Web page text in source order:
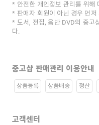
안전한 개인정보 관리를 위해
판매자 회원이 아닌 경우 먼
도서, 전집, 음반 DVD의 중고
다.
중고샵 판매관리 이용안내
상품등록 상품배송 정산
고객센터